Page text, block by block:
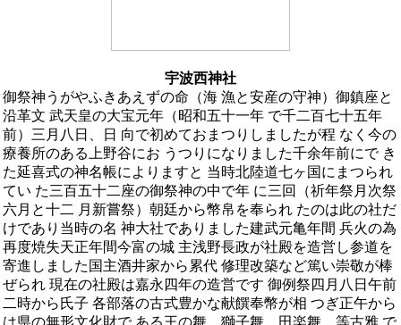
宇波西神社
御祭神うがやふきあえずの命（海 漁と安産の守神）御鎮座と
沿革文 武天皇の大宝元年（昭和五十一年 で千二百七十五年
前）三月八日、日 向で初めておまつりしましたが程 なく今の
療養所のある上野谷にお うつりになりました千余年前にで き
た延喜式の神名帳によりますと 当時北陸道七ヶ国にまつられ
てい た三百五十二座の御祭神の中で年 に三回（祈年祭月次祭
六月と十二 月新嘗祭）朝廷から幣帛を奉られ たのは此の社だ
けであり当時の名 神大社でありました建武元亀年間 兵火の為
再度焼失天正年間今富の城 主浅野長政が社殿を造営し参道を
寄進しました国主酒井家から累代 修理改築など篤い崇敬が棒
ぜられ 現在の社殿は嘉永四年の造営です 御例祭四月八日午前
二時から氏子 各部落の古式豊かな献饌奉幣が相 つぎ正午から
は県の無形文化財で ある王の舞、獅子舞、田楽舞、等古雅 で